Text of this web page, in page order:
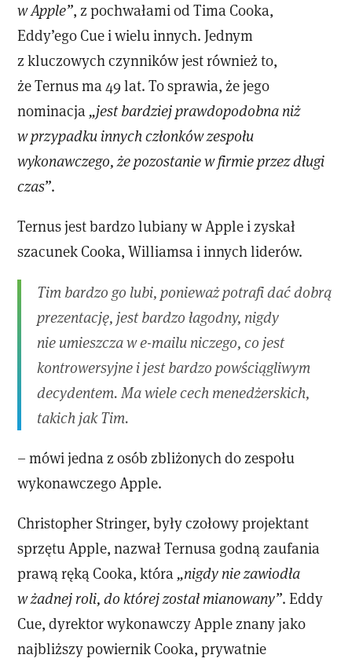
w Apple”, z pochwałami od Tima Cooka,
Eddy’ego Cue i wielu innych. Jednym
z kluczowych czynników jest również to,
że Ternus ma 49 lat. To sprawia, że jego
nominacja„jest bardziej prawdopodobna niż
w przypadku innych członków zespołu
wykonawczego, że pozostanie w firmie przez długi
czas”.
Ternus jest bardzo lubiany w Apple i zyskał
szacunek Cooka, Williamsa i innych liderów.
Tim bardzo go lubi, ponieważ potrafi dać dobrą
prezentację, jest bardzo łagodny, nigdy
nie umieszcza w e-mailu niczego, co jest
kontrowersyjne i jest bardzo powściągliwym
decydentem. Ma wiele cech menedżerskich,
takich jak Tim.
– mówi jedna z osób zbliżonych do zespołu
wykonawczego Apple.
Christopher Stringer, były czołowy projektant
sprzętu Apple, nazwał Ternusa godną zaufania
prawą ręką Cooka, która „nigdy nie zawiodła
w żadnej roli, do której został mianowany”. Eddy
Cue, dyrektor wykonawczy Apple znany jako
najbliższy powiernik Cooka, prywatnie